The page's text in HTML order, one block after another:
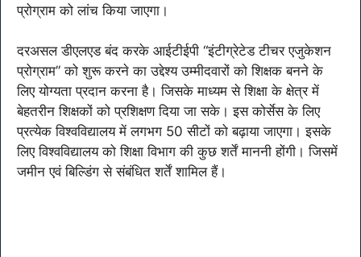
प्रोग्राम को लांच किया जाएगा।
दरअसल डीएलएड बंद करके आईटीईपी “इंटीग्रेटेड टीचर एजुकेशन
प्रोग्राम” को शुरू करने का उद्देश्य उम्मीदवारों को शिक्षक बनने के
लिए योग्यता प्रदान करना है। जिसके माध्यम से शिक्षा के क्षेत्र में
बेहतरीन शिक्षकों को प्रशिक्षण दिया जा सके। इस कोर्सेस के लिए
प्रत्येक विश्वविद्यालय में लगभग 50 सीटों को बढ़ाया जाएगा। इसके
लिए विश्वविद्यालय को शिक्षा विभाग की कुछ शर्तें माननी होंगी। जिसमें
जमीन एवं बिल्डिंग से संबंधित शर्तें शामिल हैं।